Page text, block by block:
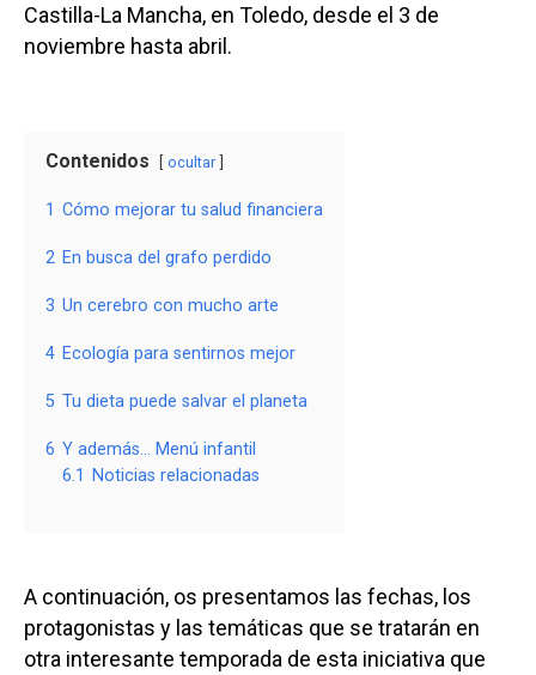
Castilla-La Mancha, en Toledo, desde el 3 de
noviembre hasta abril.
Contenidos ocultar
1 Cómo mejorar tu salud financiera
2 En busca del grafo perdido
3 Un cerebro con mucho arte
4 Ecología para sentirnos mejor
5 Tu dieta puede salvar el planeta
6 Y además… Menú infantil
6.1
Noticias relacionadas
A continuación, os presentamos las fechas, los
protagonistas y las temáticas que se tratarán en
otra interesante temporada de esta iniciativa que